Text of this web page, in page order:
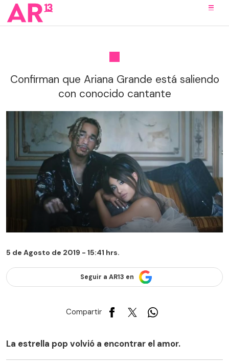
Confirman que Ariana Grande está saliendo
con conocido cantante
5 de Agosto de 2019 - 15:41 hrs.
Seguir a AR13 en
Compartir
La estrella pop volvió a encontrar el amor.